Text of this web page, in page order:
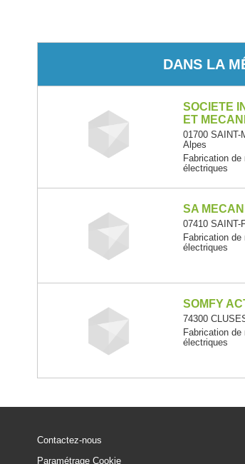
DANS LA
SOCIETE
ET
01700 SAINT-
Alpes
Fabrication
électriques
SA
07410 SAINT-
Fabrication
électriques
SOMFY
74300
Fabrication
électriques
Contactez-nous
Paramétrage Cookie